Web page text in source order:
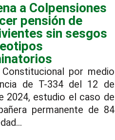
a Colpensiones
pensión de
sin sesgos
por medio
de T-334 del 12 de
2024, estudio el caso de
permanente de 84